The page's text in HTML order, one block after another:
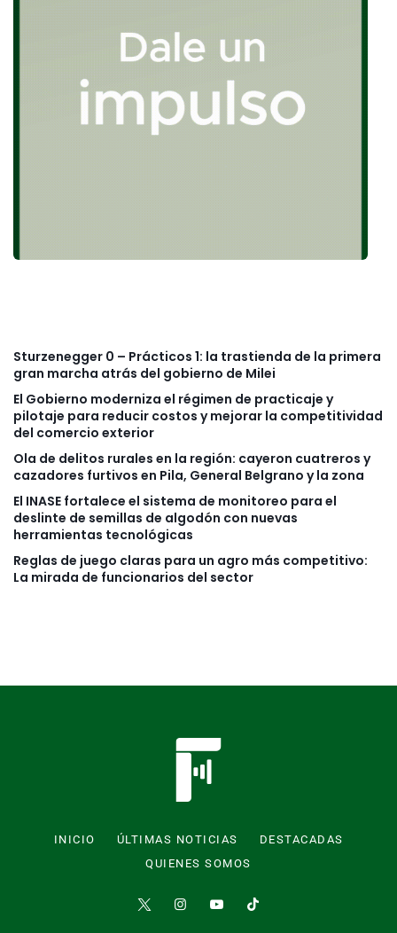
Sturzenegger 0 – Prácticos 1: la trastienda de la primera
gran marcha atrás del gobierno de Milei
El Gobierno moderniza el régimen de practicaje y
pilotaje para reducir costos y mejorar la competitividad
del comercio exterior
Ola de delitos rurales en la región: cayeron cuatreros y
cazadores furtivos en Pila, General Belgrano y la zona
El INASE fortalece el sistema de monitoreo para el
deslinte de semillas de algodón con nuevas
herramientas tecnológicas
Reglas de juego claras para un agro más competitivo:
La mirada de funcionarios del sector
INICIO ÚLTIMAS NOTICIAS
DESTACADAS
QUIENES SOMOS